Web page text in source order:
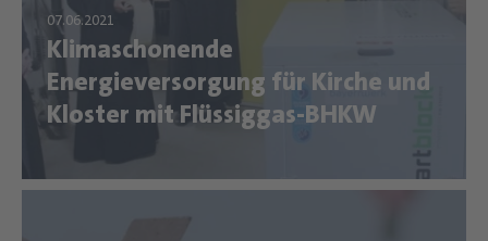
Klimaschonende
Energieversorgung für Kirche und
Kloster mit Flüssiggas-BHKW